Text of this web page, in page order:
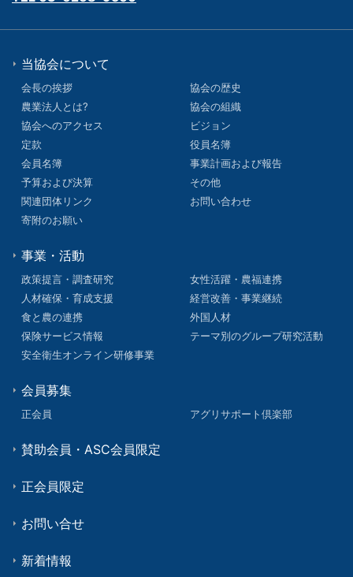
当協会について
会長の挨拶
協会の歴史
農業法人とは?
協会の組織
協会へのアクセス
ビジョン
定款
役員名簿
会員名簿
事業計画および報告
予算および決算
その他
関連団体リンク
お問い合わせ
寄附のお願い
事業・活動
政策提言・調査研究
女性活躍・農福連携
人材確保・育成支援
経営改善・事業継続
食と農の連携
外国人材
保険サービス情報
テーマ別のグループ研究活動
安全衛生オンライン研修事業
会員募集
正会員 アグリサポート倶楽部
賛助会員・ASC会員限定
正会員限定
お問い合せ
新着情報